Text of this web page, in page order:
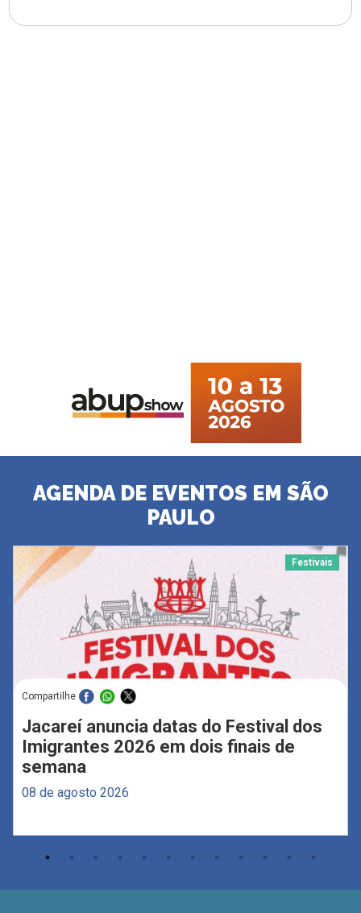
AGENDA DE EVENTOS EM SÃO
PAULO
Festivais
Compartilhe
Jacareí anuncia datas do Festival dos
Imigrantes 2026 em dois finais de
semana
08 de agosto 2026